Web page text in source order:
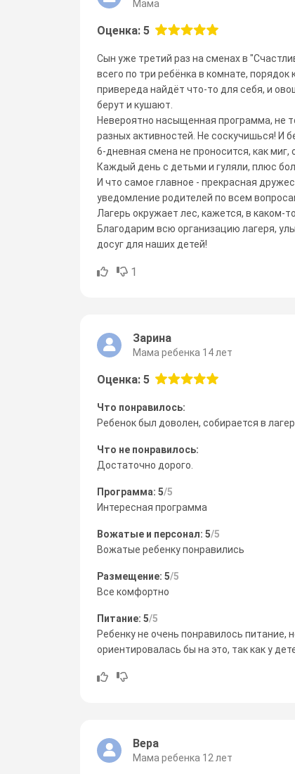
Мама
Оценка: 5
Сын уже третий раз на сменах в
всего по три ребёнка в комнате,
привереда найдёт что-то для себя, и
берут и кушают.
Невероятно насыщенная программа, не
разных активностей. Не соскучишься! И
6-дневная смена не проносится, как миг,
Каждый день с детьми и гуляли, плюс
И что самое главное - прекрасная
уведомление родителей по всем
Лагерь окружает лес, кажется, в каком-
Благодарим всю организацию лагеря,
досуг для наших детей!
1
Зарина
Мама ребенка 14 лет
Оценка: 5
Что понравилось:
Ребенок был доволен, собирается в
Что не понравилось:
Достаточно дорого.
Программа: 5/5
Интересная программа
Вожатые и персонал: 5/5
Вожатые ребенку понравились
Размещение: 5/5
Все комфортно
Питание: 5/5
Ребенку не очень понравилось питание,
ориентировалась бы на это, так как у
Вера
Мама ребенка 12 лет